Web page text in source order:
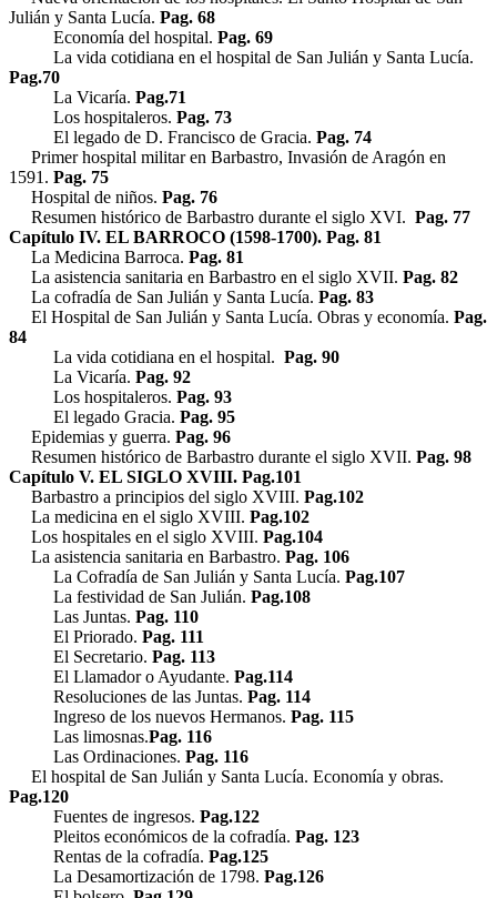
Julián y Santa Lucía. Pag. 68
Economía del hospital. Pag. 69
La vida cotidiana en el hospital de San Julián y Santa Lucía.
Pag.70
La Vicaría. Pag.71
Los hospitaleros. Pag. 73
El legado de D. Francisco de Gracia. Pag. 74
Primer hospital militar en Barbastro, Invasión de Aragón en
1591. Pag. 75
Hospital de niños. Pag. 76
Resumen histórico de Barbastro durante el siglo XVI. Pag. 77
Capítulo IV. EL BARROCO (1598-1700). Pag. 81
La Medicina Barroca. Pag. 81
La asistencia sanitaria en Barbastro en el siglo XVII. Pag. 82
La cofradía de San Julián y Santa Lucía. Pag. 83
El Hospital de San Julián y Santa Lucía. Obras y economía. Pag.
84
La vida cotidiana en el hospital. Pag. 90
La Vicaría. Pag. 92
Los hospitaleros. Pag. 93
El legado Gracia. Pag. 95
Epidemias y guerra. Pag. 96
Resumen histórico de Barbastro durante el siglo XVII. Pag. 98
Capítulo V. EL SIGLO XVIII. Pag.101
Barbastro a principios del siglo XVIII. Pag.102
La medicina en el siglo XVIII. Pag.102
Los hospitales en el siglo XVIII. Pag.104
La asistencia sanitaria en Barbastro. Pag. 106
La Cofradía de San Julián y Santa Lucía. Pag.107
La festividad de San Julián. Pag.108
Las Juntas. Pag. 110
El Priorado. Pag. 111
El Secretario. Pag. 113
El Llamador o Ayudante. Pag.114
Resoluciones de las Juntas. Pag. 114
Ingreso de los nuevos Hermanos. Pag. 115
Las limosnas.Pag. 116
Las Ordinaciones. Pag. 116
El hospital de San Julián y Santa Lucía. Economía y obras.
Pag.120
Fuentes de ingresos. Pag.122
Pleitos económicos de la cofradía. Pag. 123
Rentas de la cofradía. Pag.125
La Desamortización de 1798. Pag.126